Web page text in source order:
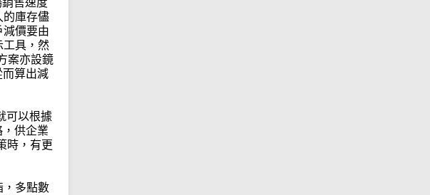
售速度
的庫存儘
減價要由
工具，然
案亦設鏡
而算出減
可以根據
供企業
時，有更
，多點數